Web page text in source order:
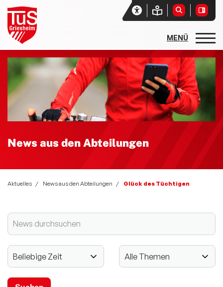
News aus den Abteilungen
Aktuelles News aus den Abteilungen Glück des Tüchtigen
Startseite
Unser Verein
Aktuelles
Sport- und Spielfest 2026 - Sport und Spiel ohne Grenzen
News aus den Abteilungen
Newsletter
Vereinssport
Mitglieder-Service